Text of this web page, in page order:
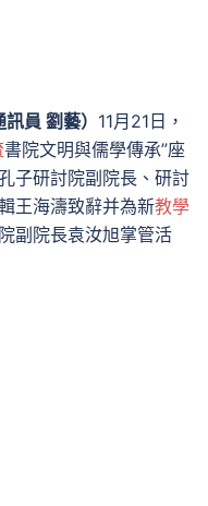
員 劉藝） 11月21日，
書院文明與儒學傳承”座
子研討院副院長、研討
王海濤致辭并為新教學
副院長袁汝旭掌管活